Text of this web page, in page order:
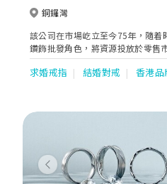
銅鑼灣
該公司在市場屹立至今75年，隨着
鑽飾批發角色，將資源投放於零售
珠寶設計師設計時尚鑽飾，專攻零
續不老的傳說。
求婚戒指 結婚對戒 香港品
Previous